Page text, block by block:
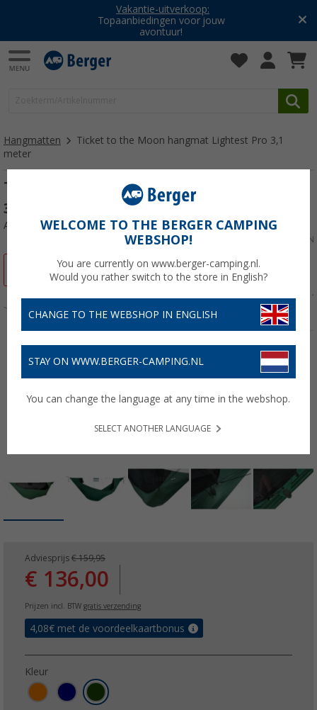
Vakantie-uitverkoop:
Topaanbiedingen voor jouw
avontuur!
Hangmatten
Ticket to the Moon hangmat Lightest Pro 3,1
meter
Ticket to the Moon hangmat Lightest Pro
3,1 meter bosgroen
Artikelnr: 823735
-14%
Adviesprijs € 159,95
€ 136,00
Prijzen incl. BTW gratis verzending
4,08€ met de voordeelkaartbonus
Kleur
WELCOME TO THE BERGER CAMPING
WEBSHOP!
You are currently on www.berger-camping.nl.
Would you rather switch to the store in English?
CHANGE TO THE WEBSHOP IN ENGLISH
STAY ON WWW.BERGER-CAMPING.NL
You can change the language at any time in the webshop.
SELECT ANOTHER LANGUAGE